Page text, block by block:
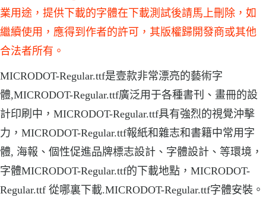
業用途，提供下載的字體在下載測試後請馬上刪除，如
繼續使用，應得到作者的許可，其版權歸開發商或其他
合法者所有。
MICRODOT-Regular.ttf是壹款非常漂亮的藝術字
體,MICRODOT-Regular.ttf廣泛用于各種書刊、畫冊的設
計印刷中，MICRODOT-Regular.ttf具有強烈的視覺沖擊
力，MICRODOT-Regular.ttf報紙和雜志和書籍中常用字
體, 海報、個性促進品牌標志設計、字體設計、等環境，
字體MICRODOT-Regular.ttf的下載地點，MICRODOT-
Regular.ttf 從哪裏下載.MICRODOT-Regular.ttf字體安裝。